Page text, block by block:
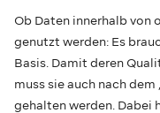
Ob Daten innerhalb von
genutzt werden: Es
Basis. Damit deren
muss sie auch nach dem
gehalten werden. Dabei